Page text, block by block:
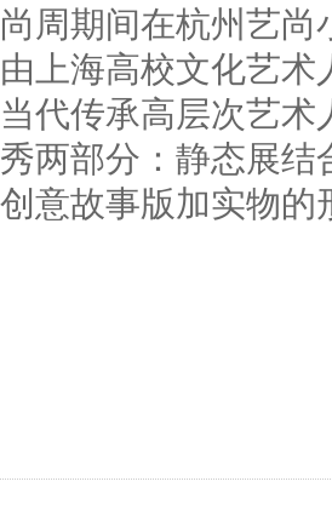
尚周期间在杭州艺
由上海高校文化艺
当代传承高层次艺
秀两部分：静态展结
创意故事版加实物